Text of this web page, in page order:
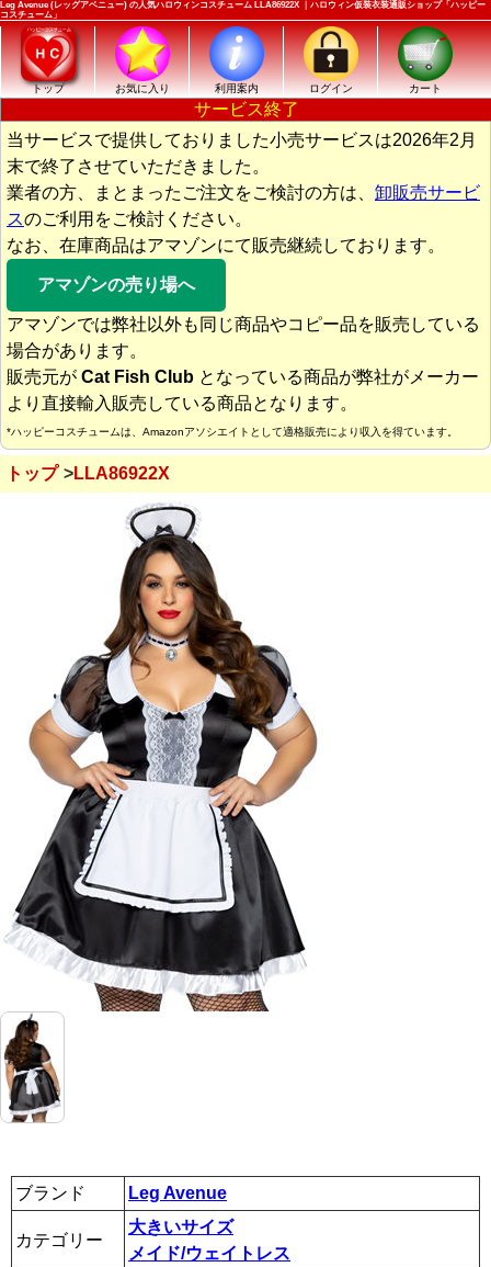
Leg Avenue (レッグアベニュー) の人気ハロウィンコスチューム LLA86922X ｜ハロウィン仮装衣装通販ショップ「ハッピー
コスチューム」
トップ お気に入り 利用案内 ログイン カート
サービス終了
当サービスで提供しておりました小売サービスは2026年2月
末で終了させていただきました。
業者の方、まとまったご注文をご検討の方は、 卸販売サービ
スのご利用をご検討ください。
なお、在庫商品はアマゾンにて販売継続しております。
アマゾンの売り場へ
アマゾンでは弊社以外も同じ商品やコピー品を販売している
場合があります。
販売元が Cat Fish Club となっている商品が弊社がメーカー
より直接輸入販売している商品となります。
*ハッピーコスチュームは、Amazonアソシエイトとして適格販売により収入を得ています。
トップ LLA86922X
ブランド Leg Avenue
カテゴリー
大きいサイズ
メイド/ウェイトレス